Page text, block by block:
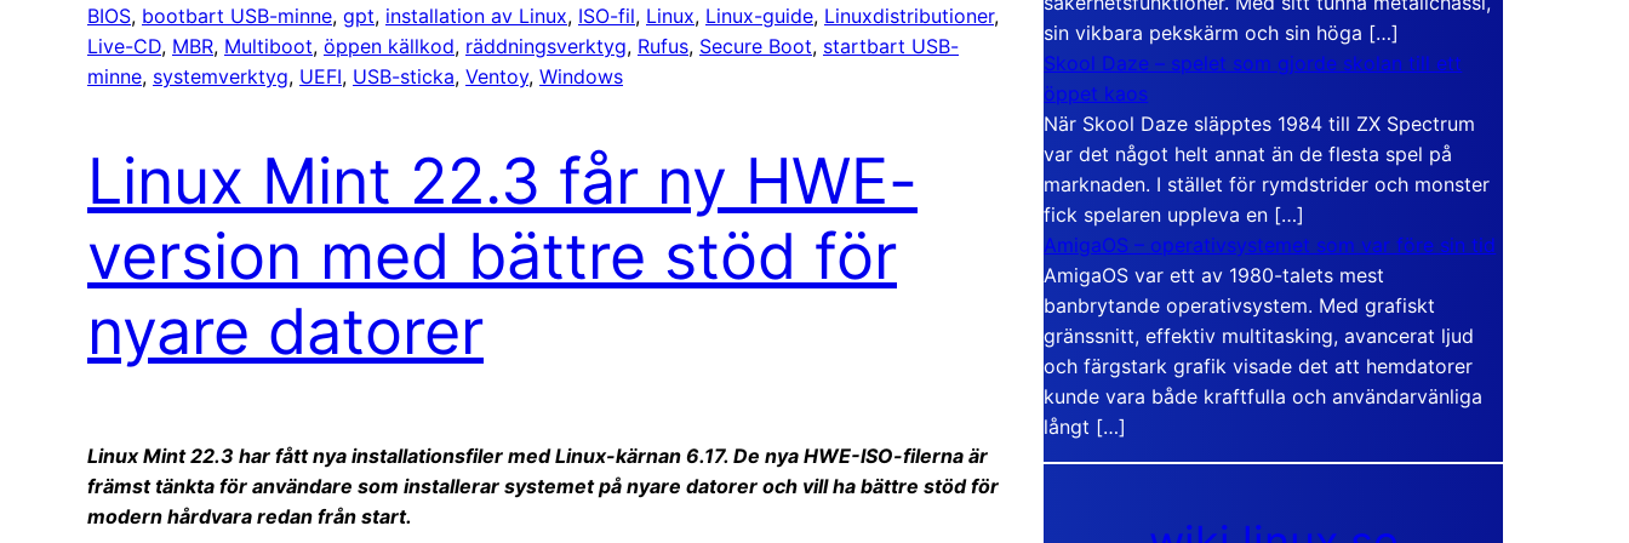
BIOS, bootbart USB-minne, gpt, installation av Linux, ISO-fil, Linux, Linux-guide, Linuxdistributioner
Live-CD, MBR, Multiboot, öppen källkod, räddningsverktyg, Rufus, Secure Boot, startbart USB-
minne, systemverktyg, UEFI, USB-sticka, Ventoy, Windows
Linux Mint 22.3 får ny HWE-
version med bättre stöd för
nyare datorer
Linux Mint 22.3 har fått nya installationsfiler med Linux-kärnan 6.17. De nya HWE-ISO-filerna är
främst tänkta för användare som installerar systemet på nyare datorer och vill ha bättre stöd för
modern hårdvara redan från start.
sin vikbara pekskärm och sin höga […]
Skool Daze – spelet som gjorde skolan till ett
öppet kaos
När Skool Daze släpptes 1984 till ZX Spectrum
var det något helt annat än de flesta spel på
marknaden. I stället för rymdstrider och monster
fick spelaren uppleva en […]
AmigaOS – operativsystemet som var före sin tid
AmigaOS var ett av 1980-talets mest
banbrytande operativsystem. Med grafiskt
gränssnitt, effektiv multitasking, avancerat ljud
och färgstark grafik visade det att hemdatorer
kunde vara både kraftfulla och användarvänliga
långt […]